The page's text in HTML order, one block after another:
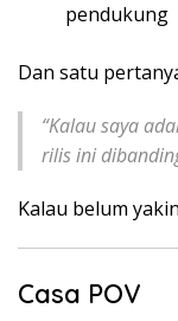
pendukung
Dan satu
“Kalau saya
rilis ini
Kalau belum
Casa POV